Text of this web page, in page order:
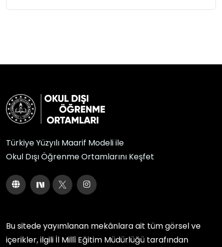
Türkiye Yüzyılı Maarif Modeli ile
Okul Dışı Öğrenme Ortamlarını Keşfet
Bu sitede yayımlanan mekânlara ait tüm görsel ve
içerikler, ilgili İl Millî Eğitim Müdürlüğü tarafından